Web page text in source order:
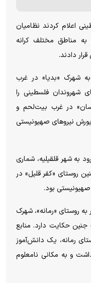
اعلام کردند نظامیان
به مناطق مختلف کرانه
دادند.
شهرک «بدیا» در غرب
شهروندان فلسطینی را
در غرب بیت‌لحم و
نیرو‌های صهیونیستی
به شهر قلقیلیه، شماری
روستای «کفر قلیل» در
بود.
روستای «رمانه»، شهرک
جنین حکایت دارد. منابع
رمانه، یک دانش‌آموز
و به مکانی نامعلوم